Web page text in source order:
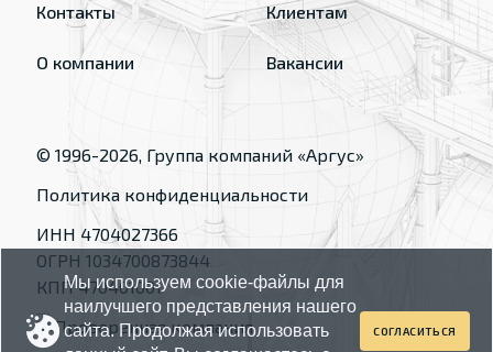
Контакты
О компании
Клиентам
Вакансии
© 1996-2026, Группа компаний «Аргус»
Политика конфиденциальности
ИНН 4704027366
ОГРН 1034700873844
КПП 470401001
Мы используем cookie-файлы для
наилучшего представления нашего
сайта. Продолжая использовать
СОГЛАСИТЬСЯ